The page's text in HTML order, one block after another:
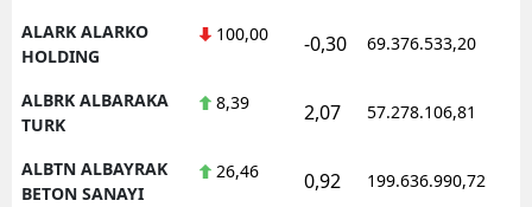
ALARK ALARKO
HOLDING
100,00 -0,30 69.376.533,20
ALBRK ALBARAKA
TURK
8,39 2,07 57.278.106,81
ALBTN ALBAYRAK
BETON SANAYI
26,46 0,92 199.636.990,72